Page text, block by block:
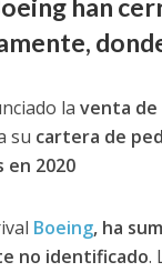
han
la venta de
su cartera de
en 2020
Boeing, ha
no identificado.